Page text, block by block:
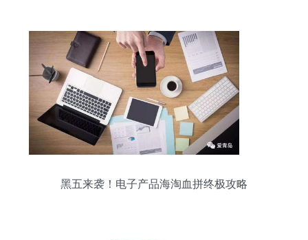
黑五来袭！电子产品海淘血拼终极攻略